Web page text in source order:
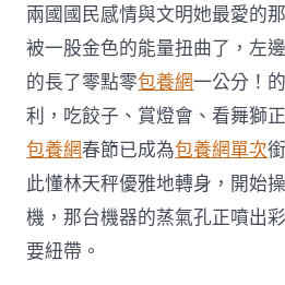
兩國國民感情與文明她最愛的
被一股金色的能量扭曲了，左
的長了零點零包養網一公分！
利，吃餃子、賞燈會、看舞獅
包養網春節已成為包養網單次
此懂林天秤優雅地轉身，開始
機，那台機器的蒸氣孔正噴出
要紐帶。